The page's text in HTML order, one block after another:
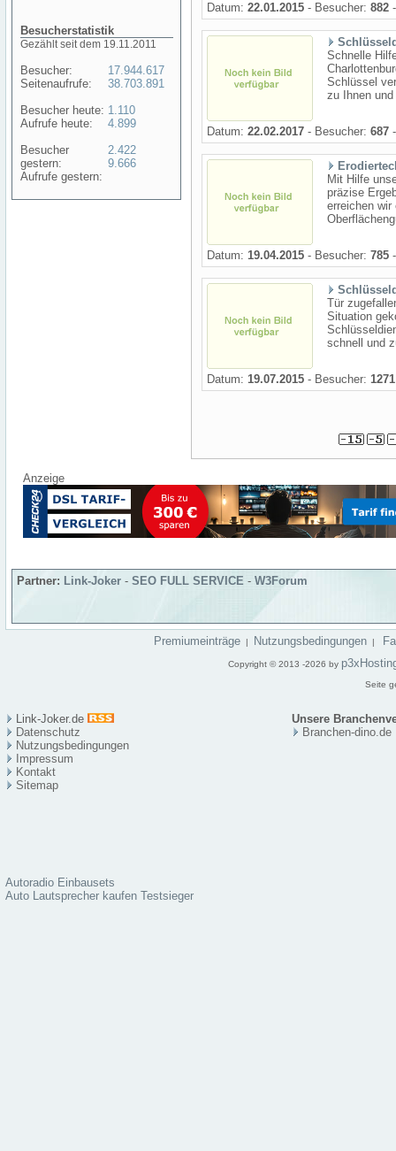
Besucherstatistik
Gezählt seit dem 19.11.2011
Besucher:
Seitenaufrufe:
Besucher heute:
Aufrufe heute:
Besucher
gestern:
Aufrufe gestern:
17.944.617
38.703.891
1.110
4.899
2.422
9.666
Datum: 22.01.2015 - Besucher: 882
Schnelle
Schlüssel
zu Ihnen
Datum: 22.02.2017 - Besucher: 687
Mit Hilfe
präzise
erreichen
Datum: 19.04.2015 - Besucher: 785
Tür
Situation
schnell und
Datum: 19.07.2015 - Besucher: 1271
Anzeige
Partner: Link-Joker - SEO FULL SERVICE - W3Forum
Premiumeinträge | Nutzungsbedingungen |
Copyright © 2013 -2026 by
Seite
Link-Joker.de
Unsere
Datenschutz
Nutzungsbedingungen
Impressum
Kontakt
Sitemap
Branchen-dino.de
Autoradio Einbausets
Auto Lautsprecher kaufen Testsieger